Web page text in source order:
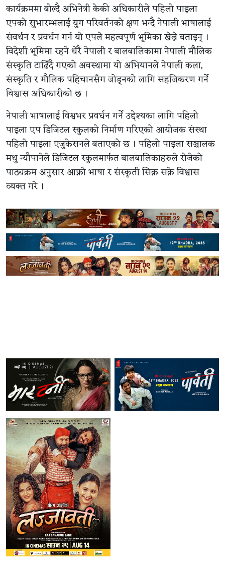
कार्यक्रममा बोल्दै अभिनेत्री केकी अधिकारीले पहिलो पाइला
एपको सुभारम्भलाई युग परिवर्तनको क्षण भन्दै नेपाली भाषालाई
संवर्धन र प्रवर्धन गर्न यो एपले महत्वपूर्ण भूमिका खेल्ने बताइन् ।
विदेशी भूमिमा रहने धेरै नेपाली र बालबालिकामा नेपाली मौलिक
संस्कृति टाढिँदै गएको अवस्थामा यो अभियानले नेपाली कला,
संस्कृति र मौलिक पहिचानसँग जोड्नको लागि सहजिकरण गर्ने
विश्वास अधिकारीको छ ।
नेपाली भाषालाई विश्वभर प्रवर्धन गर्ने उद्देश्यका लागि पहिलो
पाइला एप डिजिटल स्कुलको निर्माण गरिएको आयोजक संस्था
पहिलो पाइला एजुकेसनले बताएको छ । पहिलो पाइला सञ्चालक
मधु न्यौपानेले डिजिटल स्कुलमार्फत बालबालिकाहरुले रोजेको
पाठ्यक्रम अनुसार आफ्नो भाषा र संस्कृती सिक्न सक्ने विश्वास
व्यक्त गरे ।